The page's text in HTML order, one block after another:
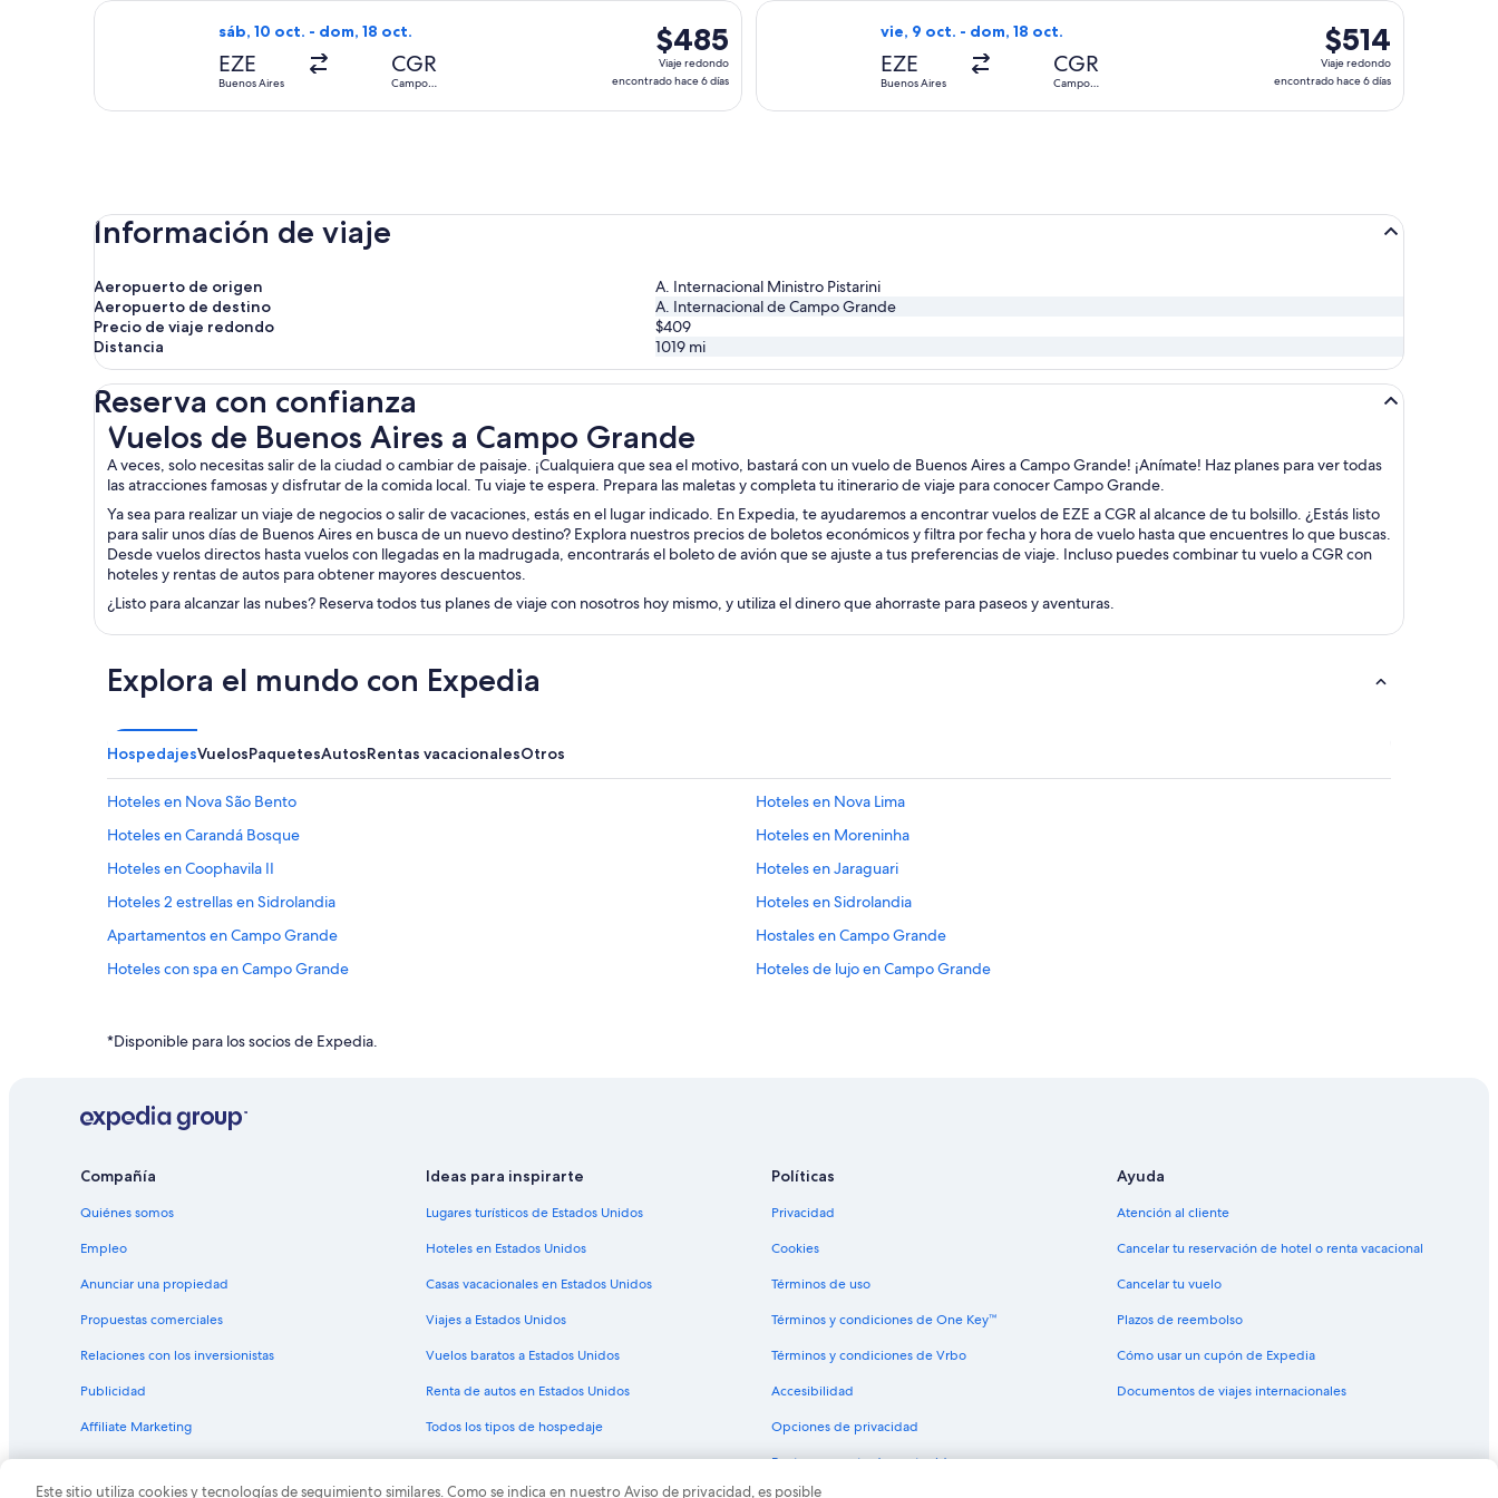
6
días
días
sáb, 10 oct. - dom, 18 oct.
EZE
Buenos Aires
CGR
Campo
$485
Viaje
redondo,
encontrado
$485
Viaje redondo
encontrado hace 6 días
Seleccionar vuelo de LATAM Airlines Group, con salida el sáb, 10 oct. desde Buenos Aires hacia Campo Grande, con regreso el dom, 18 oct., con precio de
vie, 9 oct. - dom, 18 oct.
EZE
Buenos Aires
CGR
Campo
$514
Viaje
redondo,
encontrado
$514
Viaje redondo
encontrado hace 6 días
Seleccionar vuelo de GOL Linhas Aereas S.A., con salida el vie, 9 oct.
Información de viaje
Aeropuerto de origen
A. Internacional Ministro Pistarini
Aeropuerto de destino
A. Internacional de Campo Grande
Precio de viaje redondo
$409
Distancia
1019 mi
Reserva con confianza
Vuelos de Buenos Aires a Campo Grande
A veces, solo necesitas salir de la ciudad o cambiar de paisaje. ¡Cualquiera que sea el motivo, bastará con un vuelo de Buenos Aires a Campo Grande! ¡Anímate! Haz planes para ver todas
las atracciones famosas y disfrutar de la comida local. Tu viaje te espera. Prepara las maletas y completa tu itinerario de viaje para conocer Campo Grande.
Ya sea para realizar un viaje de negocios o salir de vacaciones, estás en el lugar indicado. En Expedia, te ayudaremos a encontrar vuelos de EZE a CGR al alcance de tu bolsillo. ¿Estás listo
para salir unos días de Buenos Aires en busca de un nuevo destino? Explora nuestros precios de boletos económicos y filtra por fecha y hora de vuelo hasta que encuentres lo que buscas.
Desde vuelos directos hasta vuelos con llegadas en la madrugada, encontrarás el boleto de avión que se ajuste a tus preferencias de viaje. Incluso puedes combinar tu vuelo a CGR con
hoteles y rentas de autos para obtener mayores descuentos.
¿Listo para alcanzar las nubes? Reserva todos tus planes de viaje con nosotros hoy mismo, y utiliza el dinero que ahorraste para paseos y aventuras.
Vuelos de Buenos Aires a Campo Grande
Explora el mundo con Expedia
HospedajesVuelosPaquetesAutosRentas vacacionalesOtros
Hoteles en Nova São Bento
Hoteles en Nova Lima
Hoteles en Carandá Bosque
Hoteles en Moreninha
Hoteles en Coophavila II
Hoteles en Jaraguari
Hoteles 2 estrellas en Sidrolandia
Hoteles en Sidrolandia
Apartamentos en Campo Grande
Hostales en Campo Grande
Hoteles con spa en Campo Grande
Hoteles de lujo en Campo Grande
Hoteles con estacionamiento en Campo Grande
Hoteles de negocios en Mato Grosso del Sur
Hoteles baratos en Mato Grosso del Sur
Hoteles con gimnasio en Mato Grosso del Sur
Hoteles con restaurante en Mato Grosso del Sur
Hoteles en Boa Sorte
Hoteles en Mata do Jacinto
Hoteles en Ribas do Rio Pardo
*Disponible para los socios de Expedia.
Compañía
Quiénes somos
Empleo
Anunciar una propiedad
Propuestas comerciales
Relaciones con los inversionistas
Publicidad
Affiliate Marketing
Ideas para inspirarte
Lugares turísticos de Estados Unidos
Hoteles en Estados Unidos
Casas vacacionales en Estados Unidos
Viajes a Estados Unidos
Vuelos baratos a Estados Unidos
Renta de autos en Estados Unidos
Todos los tipos de hospedaje
Políticas
Privacidad
Cookies
Términos de uso
Términos y condiciones de One Key™
Términos y condiciones de Vrbo
Accesibilidad
Opciones de privacidad
Pautas y reporte de contenido
Ayuda
Atención al cliente
Cancelar tu reservación de hotel o renta vacacional
Cancelar tu vuelo
Plazos de reembolso
Cómo usar un cupón de Expedia
Documentos de viajes internacionales
Este sitio utiliza cookies y tecnologías de seguimiento similares. Como se indica en nuestro Aviso de privacidad, es posible